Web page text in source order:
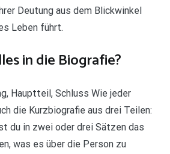
Deutung aus dem Blickwinkel
Leben führt.
in die Biografie?
Hauptteil, Schluss Wie jeder
die Kurzbiografie aus drei Teilen:
du in zwei oder drei Sätzen das
was es über die Person zu